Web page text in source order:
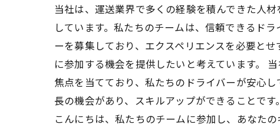
当社は、運送業界で多くの経験を積んできた人
しています。私たちのチームは、信頼できるド
ーを募集しており、エクスペリエンスを必要と
に参加する機会を提供したいと考えています。
焦点を当てており、私たちのドライバーが安心
長の機会があり、スキルアップができることで
こんにちは、私たちのチームに参加し、あなた